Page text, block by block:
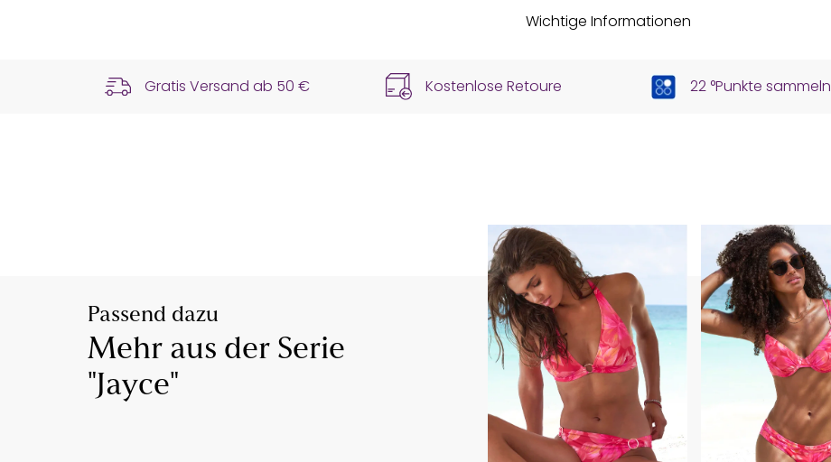
Wichtige Informationen
Gratis Versand ab 50 € Kostenlose Retoure 22 °Punkte sammeln
Passend dazu
Mehr aus der Serie
"Jayce"